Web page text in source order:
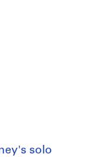
solo